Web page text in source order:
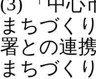
まちづく
署との連
まちづく